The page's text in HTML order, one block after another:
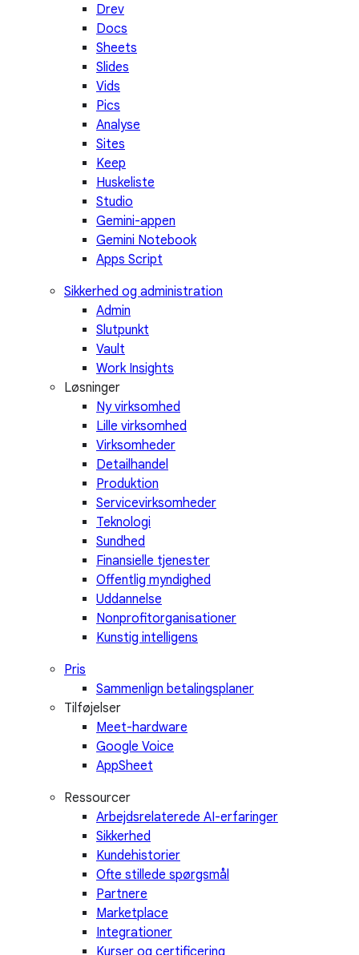
Drev
Docs
Sheets
Slides
Vids
Pics
Analyse
Sites
Keep
Huskeliste
Studio
Gemini-appen
Gemini Notebook
Apps Script
Sikkerhed og administration
Admin
Slutpunkt
Vault
Work Insights
Løsninger
Ny virksomhed
Lille virksomhed
Virksomheder
Detailhandel
Produktion
Servicevirksomheder
Teknologi
Sundhed
Finansielle tjenester
Offentlig myndighed
Uddannelse
Nonprofitorganisationer
Kunstig intelligens
Pris
Sammenlign betalingsplaner
Tilføjelser
Meet-hardware
Google Voice
AppSheet
Ressourcer
Arbejdsrelaterede AI-erfaringer
Sikkerhed
Kundehistorier
Ofte stillede spørgsmål
Partnere
Marketplace
Integrationer